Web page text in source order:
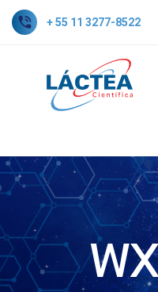
+ 55 11 3277-8522